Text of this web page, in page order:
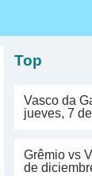
Top
Vasco da
jueves, 7
Grêmio vs
de